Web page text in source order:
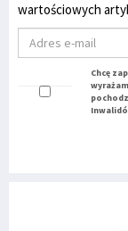
wartościowych
Chcę